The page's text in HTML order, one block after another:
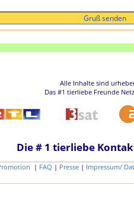
Alle Inhalte sind
Das #1 tierliebe Freunde
Die # 1 tierliebe
| FAQ | Presse | Impressum/